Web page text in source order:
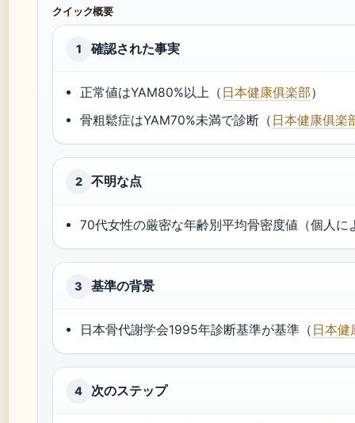
クイック概要
1 確認された事実
正常値はYAM80%以上（ 日本健康俱楽部）
骨粗鬆症はYAM70%未満で診断（ 日本健康俱楽
2 不明な点
70代女性の厳密な年齢別平均骨密度値（個人に
3 基準の背景
日本骨代謝学会1995年診断基準が基準（ 日本健
4 次のステップ